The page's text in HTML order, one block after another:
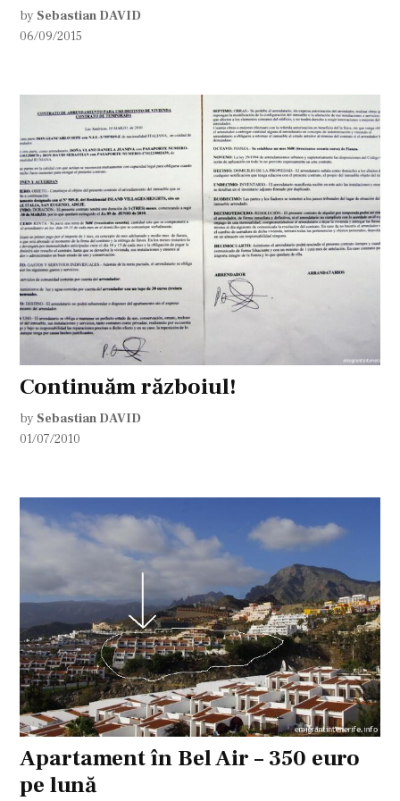
by Sebastian DAVID
06/09/2015
Continuăm războiul!
by Sebastian DAVID
01/07/2010
Apartament în Bel Air – 350 euro
pe lună